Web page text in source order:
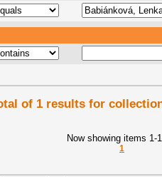
of 1 results for
Now showing items 1-
1